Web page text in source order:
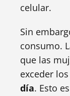
celular.
Sin
consumo.
que las
exceder los
día. Esto